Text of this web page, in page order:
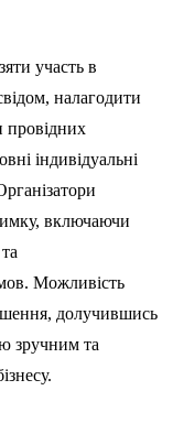
участь в
, налагодити
провідних
індивідуальні
, включаючи
та
. Можливість
, долучившись
зручним та
.